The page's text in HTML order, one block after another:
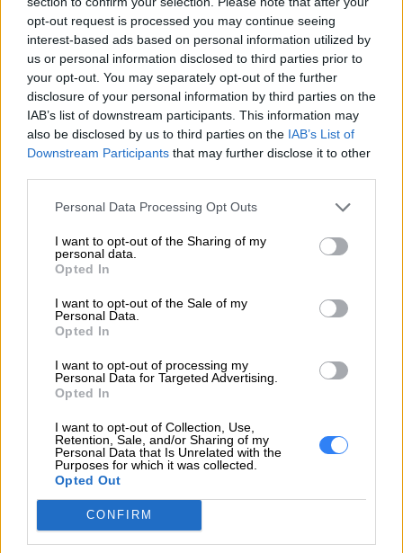
opt-out request is processed you may continue seeing
interest-based ads based on personal information utilized by
us or personal information disclosed to third parties prior to
your opt-out. You may separately opt-out of the further
disclosure of your personal information by third parties on the
IAB’s list of downstream participants. This information may
also be disclosed by us to third parties on the IAB’s List of
Downstream Participants that may further disclose it to other
Personal Data Processing Opt Outs
I want to opt-out of the Sharing of my
personal data.
Opted In
I want to opt-out of the Sale of my
Personal Data.
Opted In
I want to opt-out of processing my
Personal Data for Targeted Advertising.
Opted In
I want to opt-out of Collection, Use,
Retention, Sale, and/or Sharing of my
Personal Data that Is Unrelated with the
Purposes for which it was collected.
Opted Out
CONFIRM
Szczegółowe
dane aparatu
Sztuczna inteligencja:
Automatyczne
wykrywanie
uśmiechu6
Integracja z Google
Lens
Inne funkcje:
HDR
Regulator
kreskowych
Przedni aparat:
8 Mpx (f/2.0, 1,12